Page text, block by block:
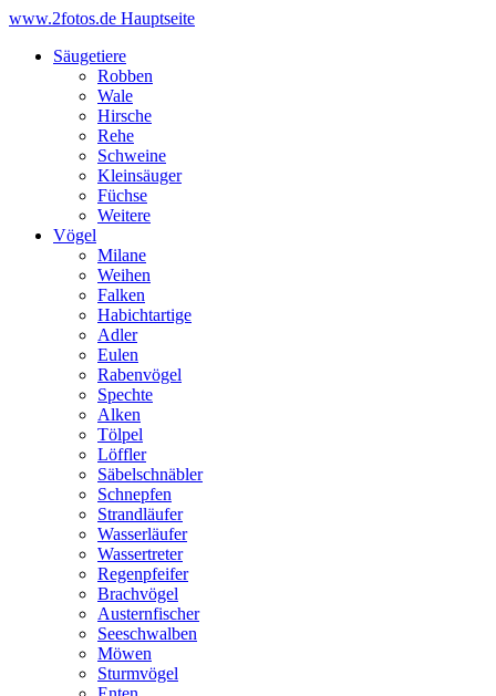
www.2fotos.de Hauptseite
Säugetiere
Robben
Wale
Hirsche
Rehe
Schweine
Kleinsäuger
Füchse
Weitere
Vögel
Milane
Weihen
Falken
Habichtartige
Adler
Eulen
Rabenvögel
Spechte
Alken
Tölpel
Löffler
Säbelschnäbler
Schnepfen
Strandläufer
Wasserläufer
Wassertreter
Regenpfeifer
Brachvögel
Austernfischer
Seeschwalben
Möwen
Sturmvögel